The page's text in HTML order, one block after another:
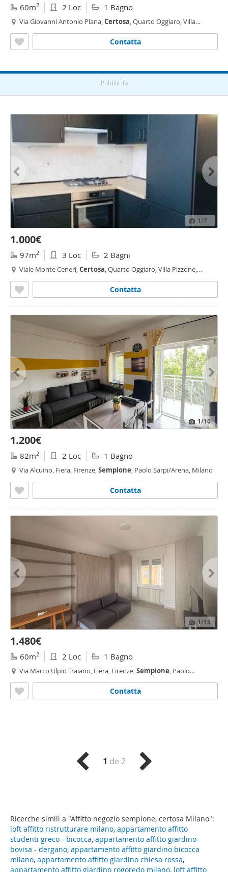
Ricerche simili a "Affitto negozio sempione, certosa Milano":
loft affitto ristrutturare milano, appartamento affitto
studenti greco - bicocca, appartamento affitto giardino
bovisa - dergano, appartamento affitto giardino bicocca
milano, appartamento affitto giardino chiesa rossa,
appartamento affitto giardino rogoredo milano, loft affitto
60m2 2 Loc 1 Bagno
Via Giovanni Antonio Plana,Certosa, Quarto Oggiaro, Villa
Contatta
Pubblicità
1/7
1.000€
97m2 3 Loc 2 Bagni
Viale Monte Ceneri,Certosa, Quarto Oggiaro, Villa Pizzone,
Contatta
1/10
1.200€
82m2 2 Loc 1 Bagno
Via Alcuino, Fiera, Firenze,Sempione, Paolo Sarpi/Arena, Milano
Contatta
1/15
1.480€
60m2 2 Loc 1 Bagno
Via Marco Ulpio Traiano, Fiera, Firenze,Sempione, Paolo
Contatta
1 de 2